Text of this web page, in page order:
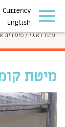
Currency
English
סיפורים
עמוד ראשי/סיפורים
מיטת